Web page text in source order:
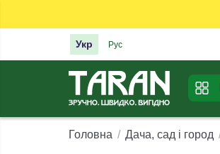
Укр Рус
Головна Дача, сад і город